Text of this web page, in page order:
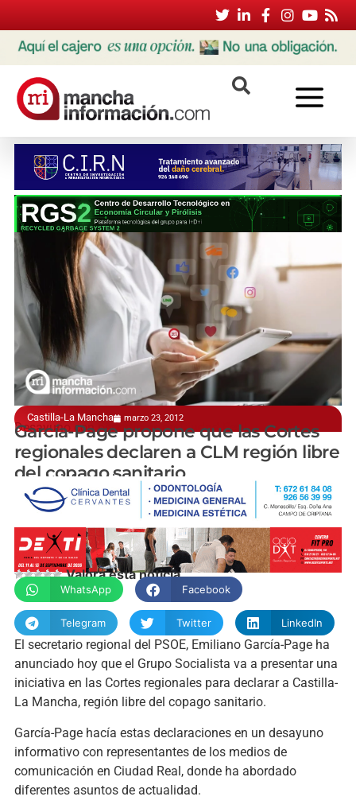
Castilla-La Mancha marzo 23, 2012
Desayuno con periodistas en Ciudad Real
García-Page propone que las Cortes
regionales declaren a CLM región libre
del copago sanitario
manchainformacion.com
Valora esta noticia
WhatsApp Facebook
Telegram Twitter LinkedIn
El secretario regional del PSOE, Emiliano García-Page ha
anunciado hoy que el Grupo Socialista va a presentar una
iniciativa en las Cortes regionales para declarar a Castilla-
La Mancha, región libre del copago sanitario.
García-Page hacía estas declaraciones en un desayuno
informativo con representantes de los medios de
comunicación en Ciudad Real, donde ha abordado
diferentes asuntos de actualidad.